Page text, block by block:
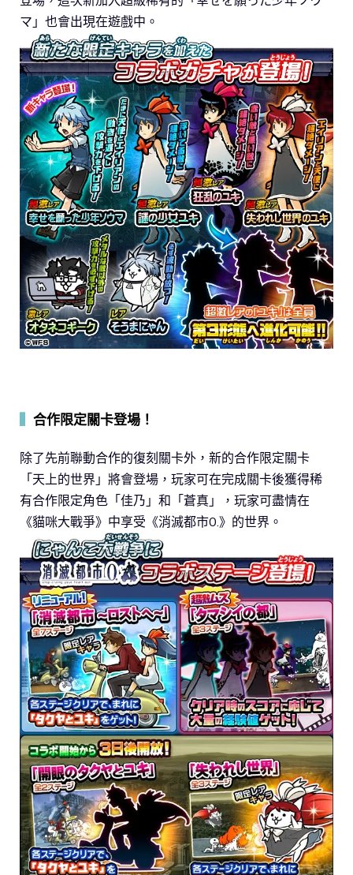
マ」也會出現在遊戲中。
合作限定關卡登場！
除了先前聯動合作的復刻關卡外，新的合作限定關卡
「天上的世界」將會登場，玩家可在完成關卡後獲得稀
有合作限定角色「佳乃」和「蒼真」，玩家可盡情在
《貓咪大戰爭》中享受《消滅都市0.》的世界。